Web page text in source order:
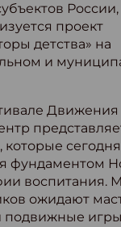
России,
проект
детства» на
и
которые сегодня
фундаментом
воспитания.
ожидают
подвижные